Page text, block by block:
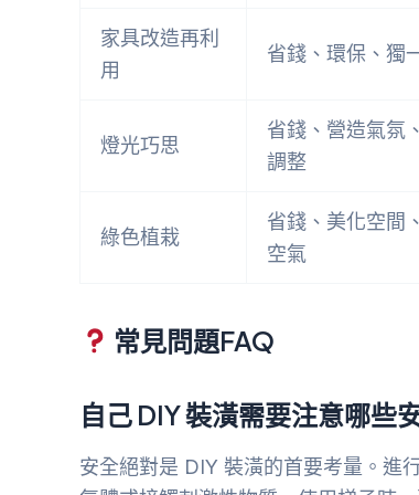
家具改造再利
用
省錢、環保、獨
燈光巧思
省錢、營造氣氛
調整
綠色植栽
省錢、美化空間
空氣
常見問題FAQ
自己 DIY 裝潢需要注意哪些
安全絕對是 DIY 裝潢的首要考量。進